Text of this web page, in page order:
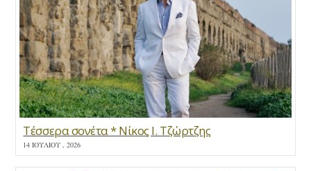
Τέσσερα σονέτα * Νίκος Ι. Τζώρτζης
14 ΙΟΥΛΊΟΥ , 2026